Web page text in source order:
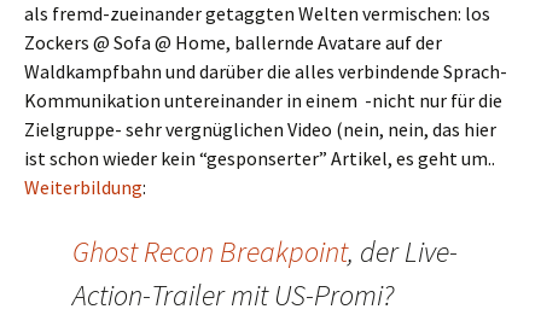
als fremd-zueinander getaggten Welten vermischen: los
Zockers @ Sofa @ Home, ballernde Avatare auf der
Waldkampfbahn und darüber die alles verbindende Sprach-
Kommunikation untereinander in einem -nicht nur für die
Zielgruppe- sehr vergnüglichen Video (nein, nein, das hier
ist schon wieder kein “gesponserter” Artikel, es geht um..
Weiterbildung:
Ghost Recon Breakpoint, der Live-
Action-Trailer mit US-Promi?